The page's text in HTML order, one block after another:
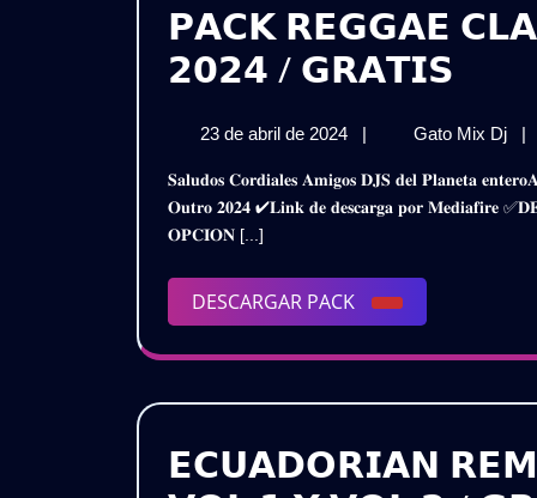
𝗣𝗔𝗖𝗞 𝗥𝗘𝗚𝗚𝗔𝗘
𝟮𝟬𝟮𝟰 / 𝗚𝗥𝗔𝗧𝗜𝗦
/
23 de abril de 2024
23
abril
de
| Gato Mix Dj |
𝐒𝐚𝐥𝐮𝐝𝐨𝐬 𝐂𝐨𝐫𝐝𝐢𝐚𝐥𝐞𝐬 𝐀𝐦𝐢𝐠𝐨𝐬 𝐃𝐉𝐒 𝐝𝐞𝐥 𝐏𝐥𝐚𝐧𝐞𝐭𝐚 𝐞𝐧𝐭𝐞𝐫𝐨𝐀𝐪𝐮𝐢́ 𝐥𝐞𝐬 𝐏𝐫𝐞𝐬𝐞𝐧𝐭𝐨 𝐞𝐬𝐭𝐞 𝐌𝐞𝐠𝐚 𝐏𝐚𝐜𝐤𝐑𝐞𝐠𝐠𝐚𝐞 𝐂𝐥𝐚𝐬𝐢𝐜𝐨 – 𝐈𝐧𝐭𝐫𝐨 𝐘
𝐎𝐮𝐭𝐫𝐨 𝟐𝟎𝟐𝟒 ✔𝐋𝐢𝐧𝐤 𝐝𝐞 𝐝𝐞𝐬𝐜𝐚𝐫𝐠𝐚 𝐩𝐨𝐫
𝐎𝐏𝐂𝐈𝐎𝐍 [...]
DESCARGAR PACK
DESCARGAR
PACK
𝗘𝗖𝗨𝗔𝗗𝗢𝗥𝗜𝗔𝗡